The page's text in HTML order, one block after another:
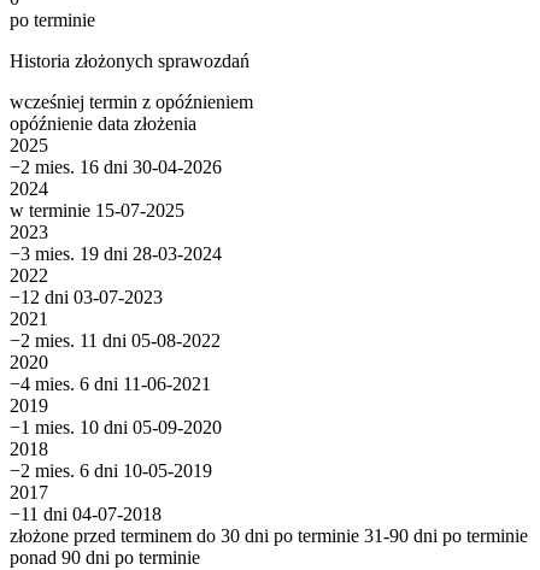
po terminie
Historia złożonych sprawozdań
wcześniej termin z opóźnieniem
opóźnienie data złożenia
2025
−2 mies. 16 dni 30-04-2026
2024
w terminie 15-07-2025
2023
−3 mies. 19 dni 28-03-2024
2022
−12 dni 03-07-2023
2021
−2 mies. 11 dni 05-08-2022
2020
−4 mies. 6 dni 11-06-2021
2019
−1 mies. 10 dni 05-09-2020
2018
−2 mies. 6 dni 10-05-2019
2017
−11 dni 04-07-2018
złożone przed terminem do 30 dni po terminie 31-90 dni po terminie
ponad 90 dni po terminie